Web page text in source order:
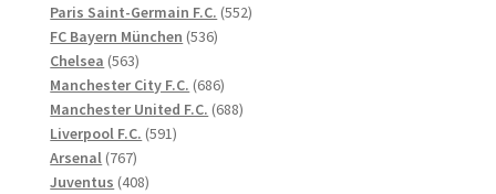
produkter
Paris Saint-Germain F.C. 552552
FC Bayern München 536536
Chelsea 563563
produkter
Manchester City F.C. 686686
produkter
Manchester United F.C. 688688
Liverpool F.C. 591591
Arsenal 767767
produkter
Juventus 408408